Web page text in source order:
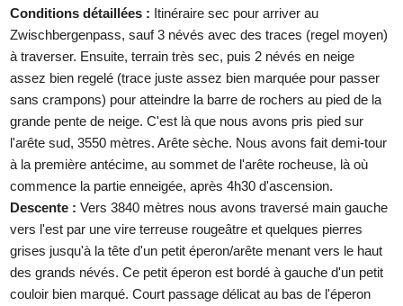
Conditions détaillées : Itinéraire sec pour arriver au
Zwischbergenpass, sauf 3 névés avec des traces (regel moyen)
à traverser. Ensuite, terrain très sec, puis 2 névés en neige
assez bien regelé (trace juste assez bien marquée pour passer
sans crampons) pour atteindre la barre de rochers au pied de la
grande pente de neige. C'est là que nous avons pris pied sur
l'arête sud, 3550 mètres. Arête sèche. Nous avons fait demi-tour
à la première antécime, au sommet de l'arête rocheuse, là où
commence la partie enneigée, après 4h30 d'ascension.
Descente : Vers 3840 mètres nous avons traversé main gauche
vers l'est par une vire terreuse rougeâtre et quelques pierres
grises jusqu'à la tête d'un petit éperon/arête menant vers le haut
des grands névés. Ce petit éperon est bordé à gauche d'un petit
couloir bien marqué. Court passage délicat au bas de l'éperon